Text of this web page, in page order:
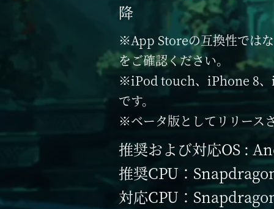
降
※App Storeの互換性では
をご確認ください。
※iPod touch、iPhone 8、
です。
※ベータ版としてリリース
推奨および対応OS :
推奨CPU：
対応CPU：